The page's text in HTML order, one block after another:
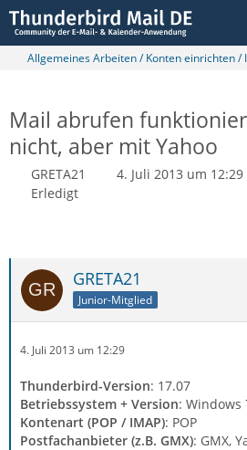
Allgemeines Arbeiten / Konten einrichten /
Mail abrufen
nicht, aber mit Yahoo
GRETA21 4. Juli 2013 um 12:29
Erledigt
GRETA21
Junior-Mitglied
4. Juli 2013 um 12:29
Thunderbird-Version: 17.07
Betriebssystem + Version: Windows
Kontenart (POP / IMAP): POP
Postfachanbieter (z.B. GMX): GMX,